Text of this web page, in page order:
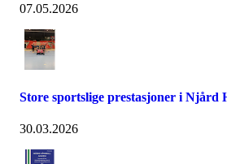
07.05.2026
Store sportslige prestasjoner i Njård
30.03.2026